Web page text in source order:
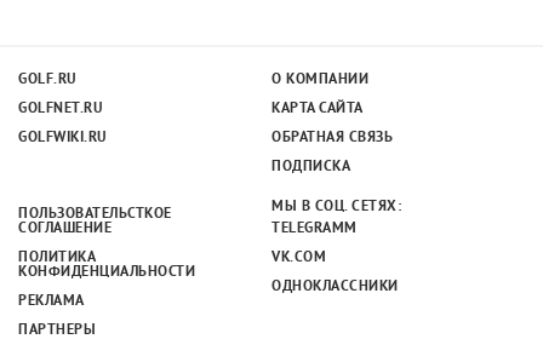
GOLF.RU
GOLFNET.RU
GOLFWIKI.RU
О КОМПАНИИ
КАРТА САЙТА
ОБРАТНАЯ СВЯЗЬ
ПОДПИСКА
ПОЛЬЗОВАТЕЛЬСТКОЕ
СОГЛАШЕНИЕ
ПОЛИТИКА
КОНФИДЕНЦИАЛЬНОСТИ
РЕКЛАМА
ПАРТНЕРЫ
МЫ В СОЦ. СЕТЯХ:
TELEGRAMM
VK.COM
ОДНОКЛАССНИКИ